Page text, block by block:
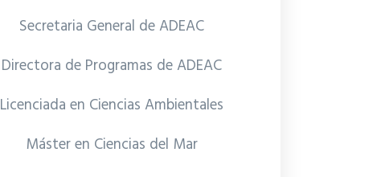
Secretaria General de ADEAC
Directora de Programas de ADEAC
Licenciada en Ciencias Ambientales
Máster en Ciencias del Mar